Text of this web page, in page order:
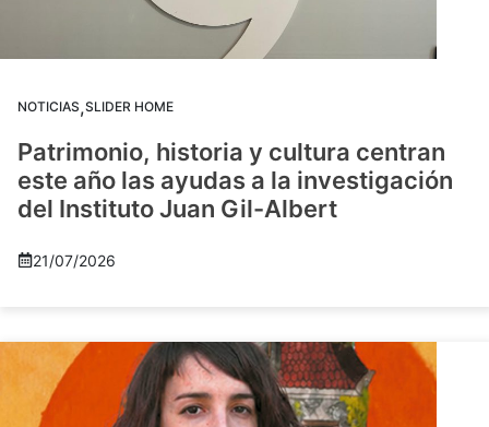
NOTICIAS,SLIDER HOME
Patrimonio, historia y cultura centran
este año las ayudas a la investigación
del Instituto Juan Gil-Albert
21/07/2026